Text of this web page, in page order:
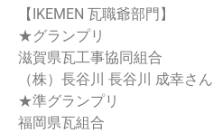
【IKEMEN 瓦職爺部門】
★グランプリ
滋賀県瓦工事協同組合
（株）長谷川 長谷川 成幸さん
★準グランプリ
福岡県瓦組合